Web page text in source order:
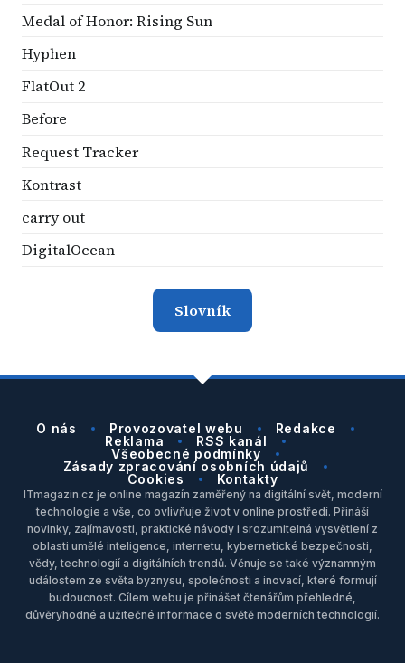
Medal of Honor: Rising Sun
Hyphen
FlatOut 2
Before
Request Tracker
Kontrast
carry out
DigitalOcean
Slovník
O nás Provozovatel webu
Redakce
Reklama
RSS kanál
Všeobecné podmínky
Zásady zpracování osobních údajů
Cookies
Kontakty
ITmagazin.cz je online magazín zaměřený na digitální svět, moderní
technologie a vše, co ovlivňuje život v online prostředí. Přináší
novinky, zajímavosti, praktické návody i srozumitelná vysvětlení z
oblasti umělé inteligence, internetu, kybernetické bezpečnosti,
vědy, technologií a digitálních trendů. Věnuje se také významným
událostem ze světa byznysu, společnosti a inovací, které formují
budoucnost. Cílem webu je přinášet čtenářům přehledné,
důvěryhodné a užitečné informace o světě moderních technologií.